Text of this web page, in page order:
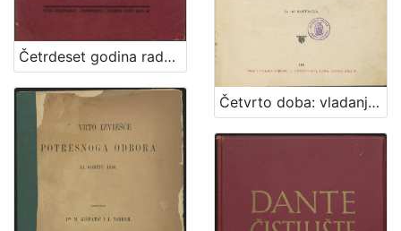
Četrdeset godina radničkoga osiguranja u gradu Zagrebu : 1893-1933 / Ante Mudrinić
Četvrto doba: vladanje kraljeva iz porodice Habsburga : (1527-1740)